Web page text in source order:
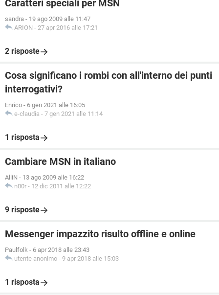
Caratteri speciali per MSN
sandra - 19 ago 2009 alle 11:47
ARION - 27 apr 2016 alle 17:21
2 risposte
Cosa significano i rombi con all'interno dei punti
interrogativi?
Enrico - 6 gen 2021 alle 16:05
e-claudia - 7 gen 2021 alle 11:14
1 risposta
Cambiare MSN in italiano
AlliN - 13 ago 2009 alle 16:22
n00r - 12 dic 2011 alle 12:22
9 risposte
Messenger impazzito risulto offline e online
Paulfolk - 6 apr 2018 alle 23:43
utente anonimo - 9 apr 2018 alle 15:03
1 risposta